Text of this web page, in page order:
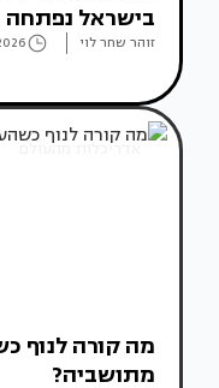
בישראל נפתחה
זוהר שחר לוי
אדריכלות מהעולם
מה קורה לנוף
מתושביה?